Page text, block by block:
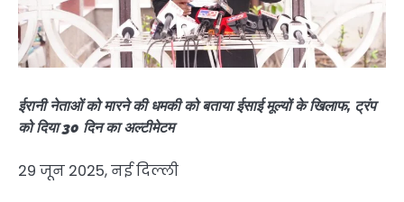
ईरानी नेताओं को मारने की धमकी को बताया ईसाई मूल्यों के खिलाफ, ट्रंप
को दिया 30 दिन का अल्टीमेटम
29 जून 2025, नई दिल्ली